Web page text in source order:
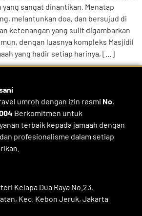
yang sangat dinantikan. Menatap
melantunkan doa, dan bersujud di
ketenangan yang sulit digambarkan
dengan luasnya kompleks Masjidil
yang hadir setiap harinya, […]
umroh dengan izin resmi No.
Berkomitmen untuk
terbaik kepada jamaah dengan
profesionalisme dalam setiap
Kelapa Dua Raya No.23,
Kec. Kebon Jeruk, Jakarta